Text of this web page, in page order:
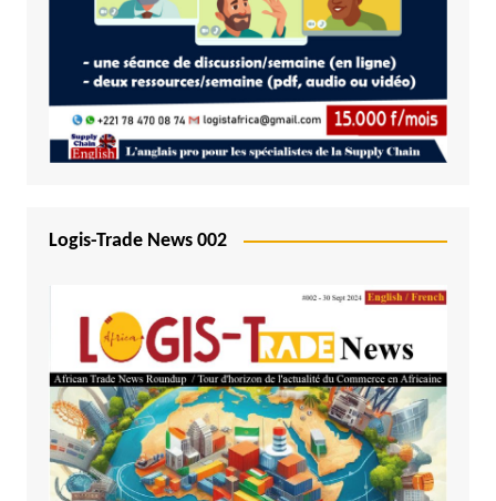
Logis-Trade News 002